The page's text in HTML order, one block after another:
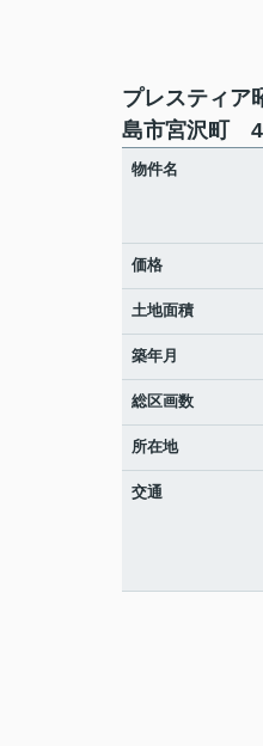
プレスティ
島市宮沢町
物件名
価格
土地面積
築年月
総区画数
所在地
交通